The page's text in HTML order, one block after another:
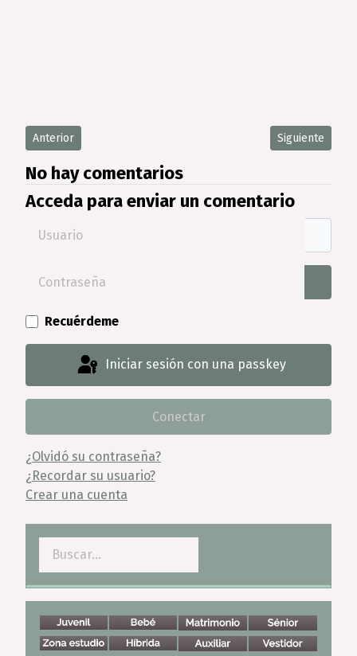
Artículo anterior: Cómo diseñar una habitación juvenil
Anterior Artículo
Siguiente
No hay comentarios
Acceda para enviar un comentario
Usuario
Contraseña
Recuérdeme
Iniciar sesión con una passkey
Conectar
¿Olvidó su contraseña?
¿Recordar su usuario?
Crear una cuenta
Buscar